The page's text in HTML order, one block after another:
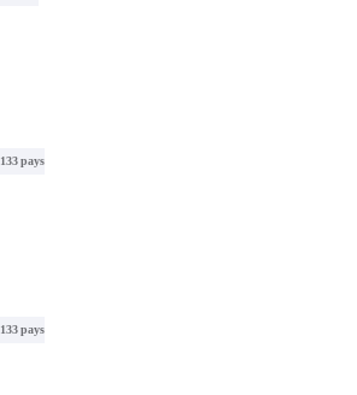
133 pays
133 pays